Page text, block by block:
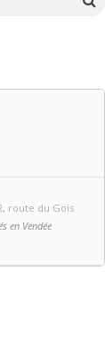
, route du Gois
en Vendée